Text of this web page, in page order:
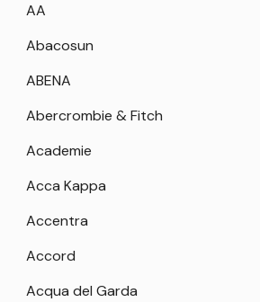
AA
Abacosun
ABENA
Abercrombie & Fitch
Academie
Acca Kappa
Accentra
Accord
Acqua del Garda